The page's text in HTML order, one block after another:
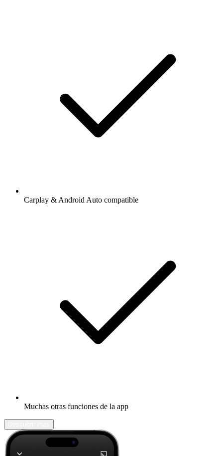
Carplay & Android Auto compatible
Muchas otras funciones de la app